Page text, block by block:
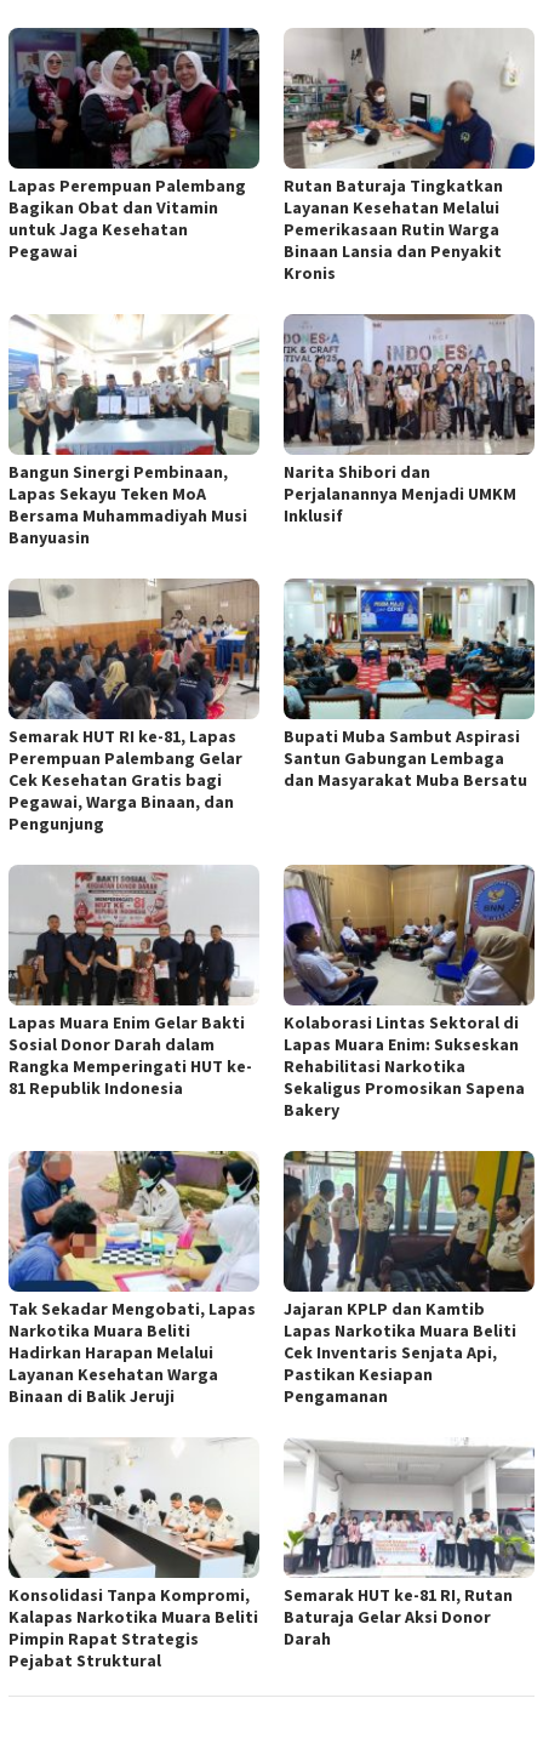
Lapas Perempuan Palembang
Bagikan Obat dan Vitamin
untuk Jaga Kesehatan
Pegawai
Rutan Baturaja Tingkatkan
Layanan Kesehatan Melalui
Pemerikasaan Rutin Warga
Binaan Lansia dan Penyakit
Kronis
Bangun Sinergi Pembinaan,
Lapas Sekayu Teken MoA
Bersama Muhammadiyah Musi
Banyuasin
Narita Shibori dan
Perjalanannya Menjadi UMKM
Inklusif
Semarak HUT RI ke-81, Lapas
Perempuan Palembang Gelar
Cek Kesehatan Gratis bagi
Pegawai, Warga Binaan, dan
Pengunjung
Bupati Muba Sambut Aspirasi
Santun Gabungan Lembaga
dan Masyarakat Muba Bersatu
Lapas Muara Enim Gelar Bakti
Sosial Donor Darah dalam
Rangka Memperingati HUT ke-
81 Republik Indonesia
Kolaborasi Lintas Sektoral di
Lapas Muara Enim: Sukseskan
Rehabilitasi Narkotika
Sekaligus Promosikan Sapena
Bakery
Tak Sekadar Mengobati, Lapas
Narkotika Muara Beliti
Hadirkan Harapan Melalui
Layanan Kesehatan Warga
Binaan di Balik Jeruji
Jajaran KPLP dan Kamtib
Lapas Narkotika Muara Beliti
Cek Inventaris Senjata Api,
Pastikan Kesiapan
Pengamanan
Konsolidasi Tanpa Kompromi,
Kalapas Narkotika Muara Beliti
Pimpin Rapat Strategis
Pejabat Struktural
Semarak HUT ke-81 RI, Rutan
Baturaja Gelar Aksi Donor
Darah